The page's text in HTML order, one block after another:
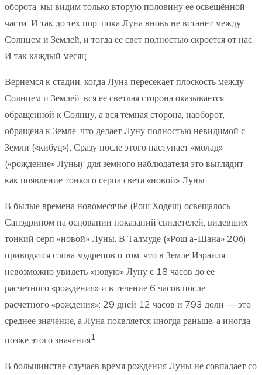
оборота, мы видим только вторую половину ее освещённой
части. И так до тех пор, пока Луна вновь не встанет между
Солнцем и Землей, и тогда ее свет полностью скроется от нас.
И так каждый месяц.
Вернемся к стадии, когда Луна пересекает плоскость между
Солнцем и Землей: вся ее светлая сторона оказывается
обращенной к Солнцу, а вся темная сторона, наоборот,
обращена к Земле, что делает Луну полностью невидимой с
Земли («кибуц»). Сразу после этого наступает «молад»
(«рождение» Луны): для земного наблюдателя это выглядит
как появление тонкого серпа света «новой» Луны.
В былые времена новомесячье (Рош Ходеш) освещалось
Санэдрином на основании показаний свидетелей, видевших
тонкий серп «новой» Луны. В Талмуде («Рош а-Шана» 20б)
приводятся слова мудрецов о том, что в Земле Израиля
невозможно увидеть «новую» Луну с 18 часов до ее
расчетного «рождения» и в течение 6 часов после
расчетного «рождения»: 29 дней 12 часов и 793 доли — это
среднее значение, а Луна появляется иногда раньше, а иногда
позже этого значения1.
В большинстве случаев время рождения Луны не совпадает со